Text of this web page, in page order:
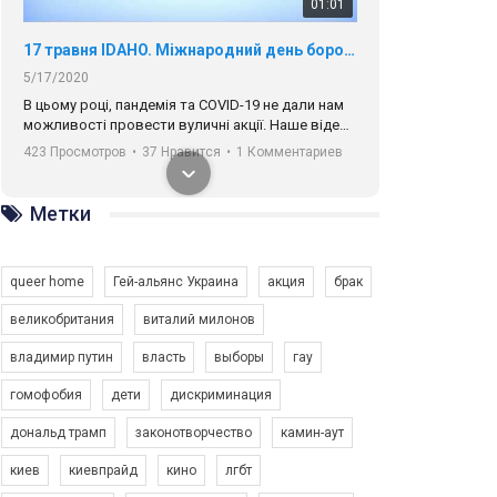
01:01
17 травня IDAHO. Міжнародний день боротьби з гомофобією трансфобією і біфобія.
5/17/2020
В цьому році, пандемія та COVІD-19 не дали нам
можливості провести вуличні акції. Наше відео-
звернення про те, що навіть коли ми у різних
містах та не можемо зустрінеться, ми разом. Ми
закликаємо всіх хто поділяє цінності рівності та
солідарності, приєднатися до нас. Регіональні
підрозділи ГАУ є в 16 областях України.
423 Просмотров • 37 Нравится • 1 Комментариев
Зупинимо насильство проти ЛГБТ в Україні! Stop violence against LGBT in Ukraine!
Емоційний та вражаючий промо-ролік на
Метки
queer home Гей-альянс Украина акция брак
великобритания виталий милонов
владимир путин власть выборы гау
гомофобия дети дискриминация
дональд трамп законотворчество камин-аут
киев киевпрайд кино лгбт